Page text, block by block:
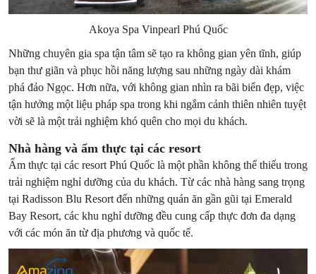
Akoya Spa Vinpearl Phú Quốc
Những chuyên gia spa tận tâm sẽ tạo ra không gian yên tĩnh, giúp
bạn thư giãn và phục hồi năng lượng sau những ngày dài khám
phá đảo Ngọc. Hơn nữa, với không gian nhìn ra bãi biển đẹp, việc
tận hưởng một liệu pháp spa trong khi ngắm cảnh thiên nhiên tuyệt
vời sẽ là một trải nghiệm khó quên cho mọi du khách.
Nhà hàng và ẩm thực tại các resort
Ẩm thực tại các resort Phú Quốc là một phần không thể thiếu trong
trải nghiệm nghỉ dưỡng của du khách. Từ các nhà hàng sang trọng
tại Radisson Blu Resort đến những quán ăn gần gũi tại Emerald
Bay Resort, các khu nghỉ dưỡng đều cung cấp thực đơn đa dạng
với các món ăn từ địa phương và quốc tế.